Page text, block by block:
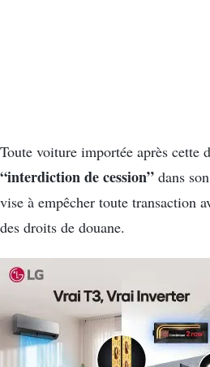
Toute voiture importée après cette
“interdiction de cession” dans
vise à empêcher toute transaction
des droits de douane.